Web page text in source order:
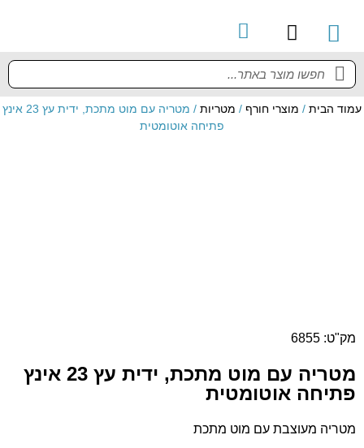
עמוד הבית / מוצרי חורף / מטריות
/ מטריה עם מוט מתכת, ידית עץ 23 אינץ
פתיחה אוטומטית
מק"ט: 6855
מטריה עם מוט מתכת, ידית עץ 23 אינץ
פתיחה אוטומטית
מטריה מעוצבת עם מוט מתכת